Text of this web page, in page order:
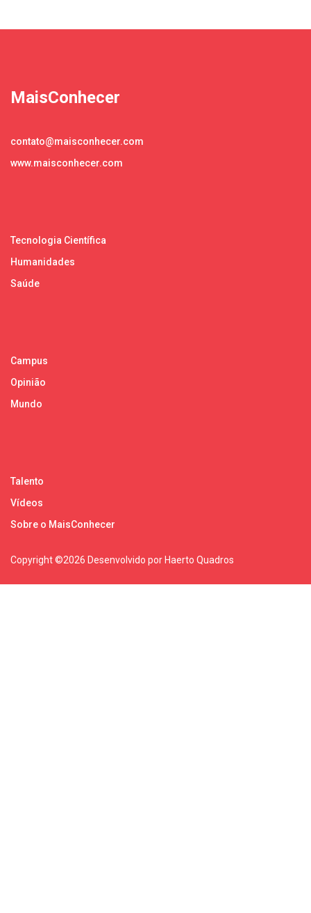
MaisConhecer
contato@maisconhecer.com
www.maisconhecer.com
Tecnologia Científica
Humanidades
Saúde
Campus
Opinião
Mundo
Talento
Vídeos
Sobre o MaisConhecer
Copyright ©2026 Desenvolvido por Haerto Quadros